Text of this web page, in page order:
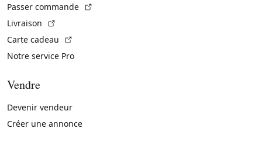
Passer commande
Livraison
Carte cadeau
Notre service Pro
Vendre
Devenir vendeur
Créer une annonce